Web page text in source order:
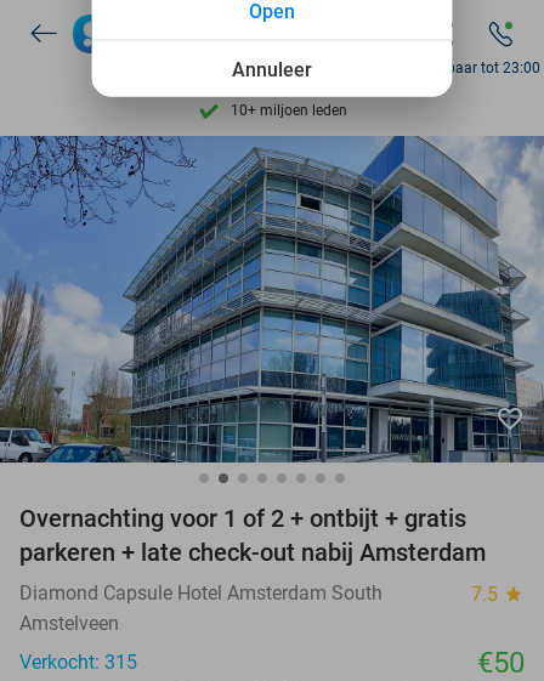
7 dagen per week beschikbaar
10+ miljoen leden
9,4 op basis van
Ontdek 15.000+ deals
7 dagen per week beschikbaar
10+ miljoen leden
Bereikbaar tot 23:00
favorite_border
Overnachting voor 1 of 2 + ontbijt + gratis
parkeren + late check-out nabij Amsterdam
Diamond Capsule Hotel Amsterdam South 7.5 star
Amstelveen
Verkocht: 315
€50
Annuleer
Open